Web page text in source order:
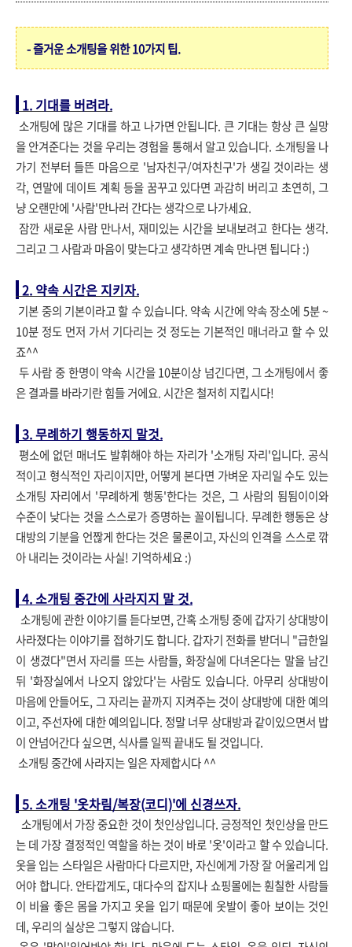
- 즐거운 소개팅을 위한 10가지 팁.
1. 기대를 버려라.
소개팅에 많은 기대를 하고 나가면 안됩니다. 큰 기대는 항상 큰 실망
을 안겨준다는 것을 우리는 경험을 통해서 알고 있습니다. 소개팅을 나
가기 전부터 들뜬 마음으로 '남자친구/여자친구'가 생길 것이라는 생
각, 연말에 데이트 계획 등을 꿈꾸고 있다면 과감히 버리고 초연히, 그
냥 오랜만에 '사람'만나러 간다는 생각으로 나가세요.
잠깐 새로운 사람 만나서, 재미있는 시간을 보내보려고 한다는 생각.
그리고 그 사람과 마음이 맞는다고 생각하면 계속 만나면 됩니다 :)
2. 약속 시간은 지키자.
기본 중의 기본이라고 할 수 있습니다. 약속 시간에 약속 장소에 5분 ~
10분 정도 먼저 가서 기다리는 것 정도는 기본적인 매너라고 할 수 있
죠^^
두 사람 중 한명이 약속 시간을 10분이상 넘긴다면, 그 소개팅에서 좋
은 결과를 바라기란 힘들 거에요. 시간은 철저히 지킵시다!
3. 무례하기 행동하지 말것.
평소에 없던 매너도 발휘해야 하는 자리가 '소개팅 자리'입니다. 공식
적이고 형식적인 자리이지만, 어떻게 본다면 가벼운 자리일 수도 있는
소개팅 자리에서 '무례하게 행동'한다는 것은, 그 사람의 됨됨이이와
수준이 낮다는 것을 스스로가 증명하는 꼴이됩니다. 무례한 행동은 상
대방의 기분을 언짢게 한다는 것은 물론이고, 자신의 인격을 스스로 깎
아 내리는 것이라는 사실! 기억하세요 :)
4. 소개팅 중간에 사라지지 말 것.
소개팅에 관한 이야기를 듣다보면, 간혹 소개팅 중에 갑자기 상대방이
사라졌다는 이야기를 접하기도 합니다. 갑자기 전화를 받더니 "급한일
이 생겼다"면서 자리를 뜨는 사람들, 화장실에 다녀온다는 말을 남긴
뒤 '화장실에서 나오지 않았다'는 사람도 있습니다. 아무리 상대방이
마음에 안들어도, 그 자리는 끝까지 지켜주는 것이 상대방에 대한 예의
이고, 주선자에 대한 예의입니다. 정말 너무 상대방과 같이있으면서 밥
이 안넘어간다 싶으면, 식사를 일찍 끝내도 될 것입니다.
소개팅 중간에 사라지는 일은 자제합시다 ^^
5. 소개팅 '옷차림/복장(코디)'에 신경쓰자.
소개팅에서 가장 중요한 것이 첫인상입니다. 긍정적인 첫인상을 만드
는 데 가장 결정적인 역할을 하는 것이 바로 '옷'이라고 할 수 있습니다.
옷을 입는 스타일은 사람마다 다르지만, 자신에게 가장 잘 어울리게 입
어야 합니다. 안타깝게도, 대다수의 잡지나 쇼핑몰에는 훤칠한 사람들
이 비율 좋은 몸을 가지고 옷을 입기 때문에 옷발이 좋아 보이는 것인
데, 우리의 실상은 그렇지 않습니다.